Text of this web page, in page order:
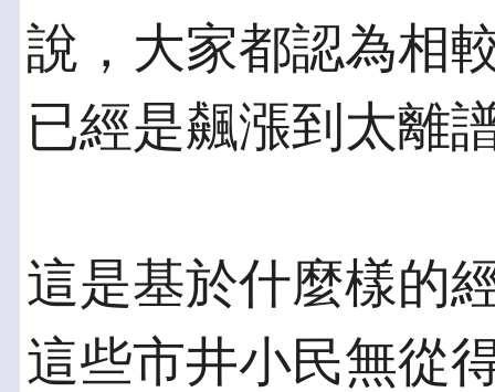
說，大家都認為相
已經是飆漲到太離
這是基於什麼樣的
這些市井小民無從